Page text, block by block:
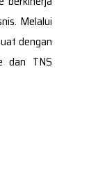
Melalui
dengan
dan TNS